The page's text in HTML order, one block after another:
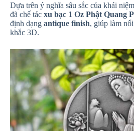
Dựa trên ý nghĩa sâu sắc của khái
đã chế tác xu bạc 1 Oz Phật Quang
định dạng antique finish, giúp làm
khắc 3D.